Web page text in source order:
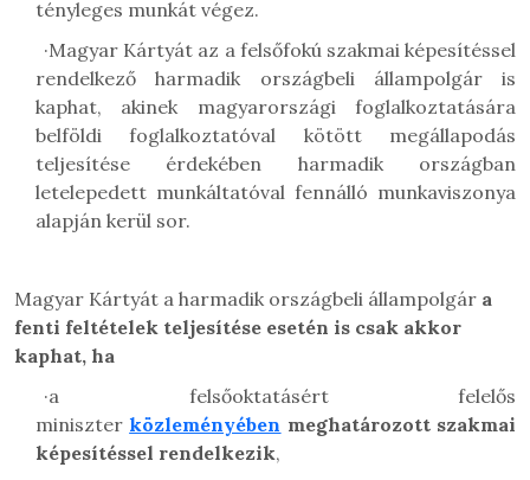
tényleges munkát végez.
·Magyar Kártyát az a felsőfokú szakmai képesítéssel
rendelkező harmadik országbeli állampolgár is
kaphat, akinek magyarországi foglalkoztatására
belföldi foglalkoztatóval kötött megállapodás
teljesítése érdekében harmadik országban
letelepedett munkáltatóval fennálló munkaviszonya
alapján kerül sor.
Magyar Kártyát a harmadik országbeli állampolgár a
fenti feltételek teljesítése esetén is csak akkor
kaphat, ha
·a felsőoktatásért felelős
miniszterközleményében meghatározott szakmai
képesítéssel rendelkezik,